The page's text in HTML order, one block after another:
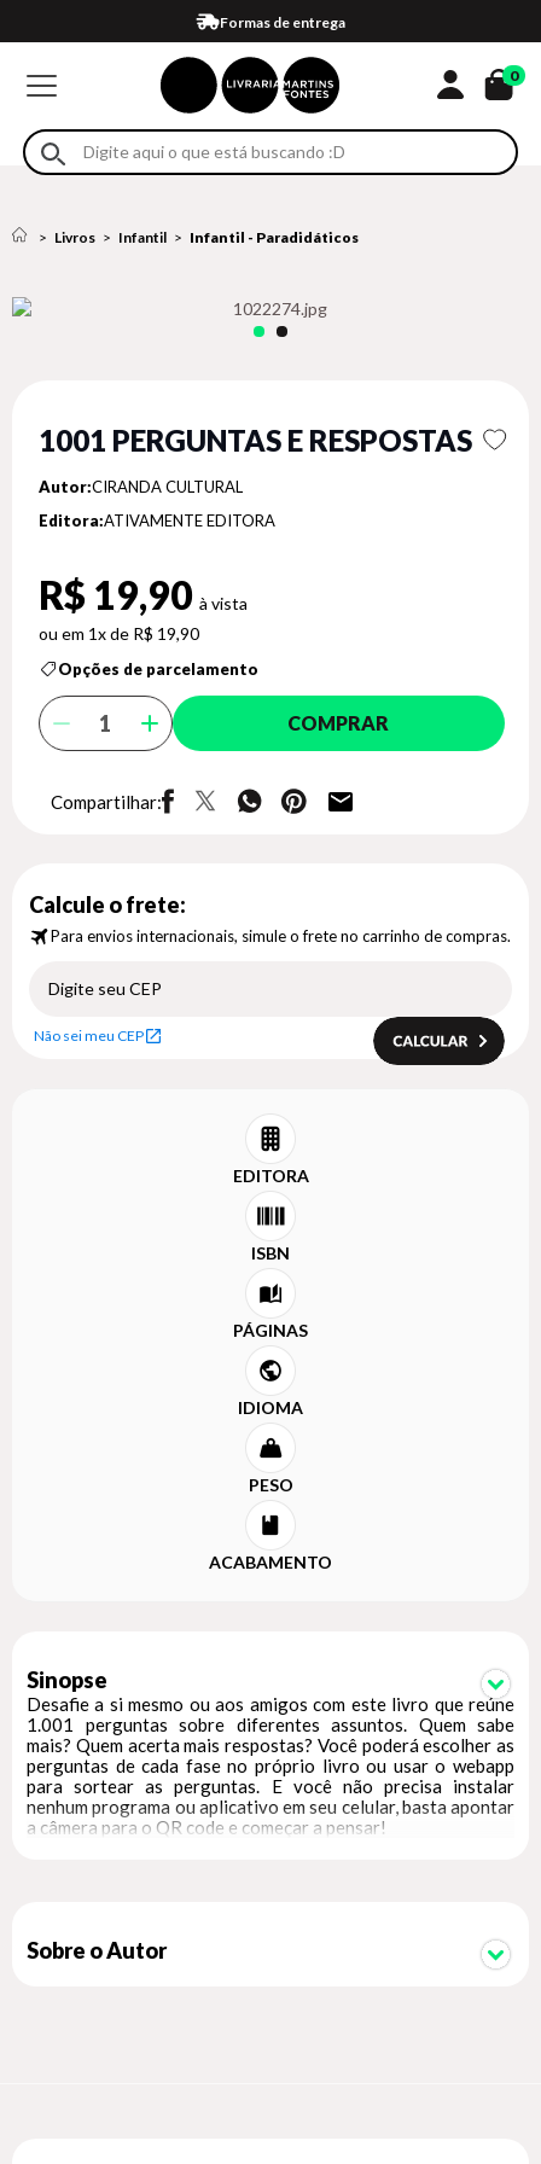
Formas de entrega
Compra 100% segura
Em até 4x sem juros no cartão*
Retire na loja
Eventos
0
Livros Infantil Infantil - Paradidáticos
1001 PERGUNTAS E RESPOSTAS
Autor:CIRANDA CULTURAL
Editora:ATIVAMENTE EDITORA
R$ 19,90
1x de R$ 19,90
Opções de parcelamento
COMPRAR
Compartilhar:
Calcule o frete:
Para envios internacionais, simule o frete no carrinho de compras.
Não sei meu CEP
EDITORA
ISBN
PÁGINAS
IDIOMA
PESO
ACABAMENTO
Sinopse
Desafie a si mesmo ou aos amigos com este livro que reúne
1.001 perguntas sobre diferentes assuntos. Quem sabe
mais? Quem acerta mais respostas? Você poderá escolher as
perguntas de cada fase no próprio livro ou usar o webapp
para sortear as perguntas. E você não precisa instalar
nenhum programa ou aplicativo em seu celular, basta apontar
a câmera para o QR code e começar a pensar!
Sobre o Autor